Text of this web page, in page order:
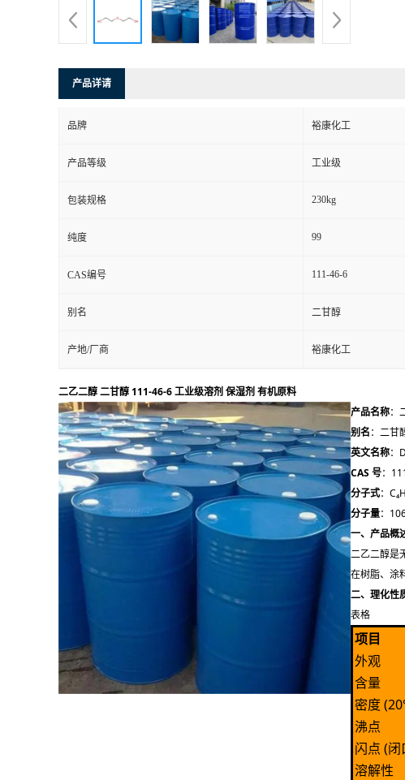
产品详请
品牌 裕康化工
产品等级 工业级
包装规格 230kg
纯度 99
CAS编号 111-46-6
别名 二甘醇
产地/厂商 裕康化工
二乙二醇 二甘醇 111-46-6 工业级溶剂 保湿剂 有机原料
产品名称：
别名：二甘
英文名称：
CAS 号：
分子式：
分子量：
一、产品概
二乙二醇是
在树脂、涂
二、理化性
表格
项目
外观
含量
密度
沸点
闪点 (闭
溶解性